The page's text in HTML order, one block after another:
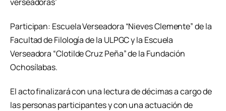
Participan: Escuela Verseadora “Nieves Clemente” de la
Facultad de Filología de la ULPGC y la Escuela
Verseadora “Clotilde Cruz Peña” de la Fundación
Ochosílabas.
El acto finalizará con una lectura de décimas a cargo de
las personas participantes y con una actuación de